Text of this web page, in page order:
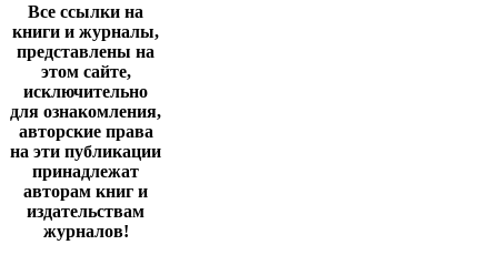
Все ссылки на
книги и журналы,
представлены на
этом сайте,
исключительно
для ознакомления,
авторские права
на эти публикации
принадлежат
авторам книг и
издательствам
журналов!